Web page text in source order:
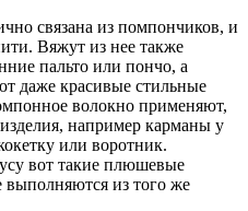
связана из помпончиков, и
Вяжут из нее также
пальто или пончо, а
даже красивые стильные
волокно применяют,
например карманы у
или воротник.
вот такие плюшевые
из того же